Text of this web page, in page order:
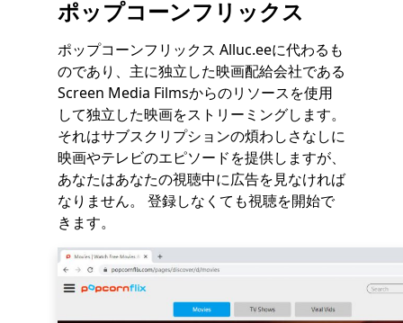
ポップコーンフリックス
ポップコーンフリックス Alluc.eeに代わるも
のであり、主に独立した映画配給会社である
Screen Media Filmsからのリソースを使用
して独立した映画をストリーミングします。
それはサブスクリプションの煩わしさなしに
映画やテレビのエピソードを提供しますが、
あなたはあなたの視聴中に広告を見なければ
なりません。 登録しなくても視聴を開始で
きます。